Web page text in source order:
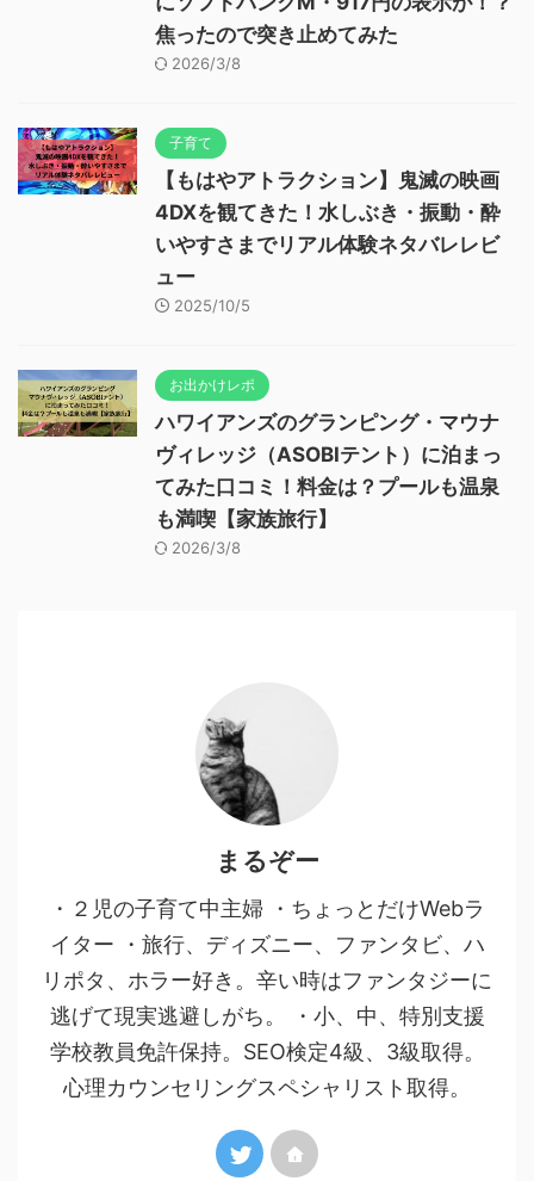
焦ったので突き止めてみた
2026/3/8
子育て
【もはやアトラクション】鬼滅の映画
4DXを観てきた！水しぶき・振動・酔
いやすさまでリアル体験ネタバレレビ
ュー
2025/10/5
お出かけレポ
ハワイアンズのグランピング・マウナ
ヴィレッジ（ASOBIテント）に泊まっ
てみた口コミ！料金は？プールも温泉
も満喫【家族旅行】
2026/3/8
まるぞー
・２児の子育て中主婦 ・ちょっとだけWebラ
イター ・旅行、ディズニー、ファンタビ、ハ
リポタ、ホラー好き。辛い時はファンタジーに
逃げて現実逃避しがち。 ・小、中、特別支援
学校教員免許保持。SEO検定4級、3級取得。
心理カウンセリングスペシャリスト取得。